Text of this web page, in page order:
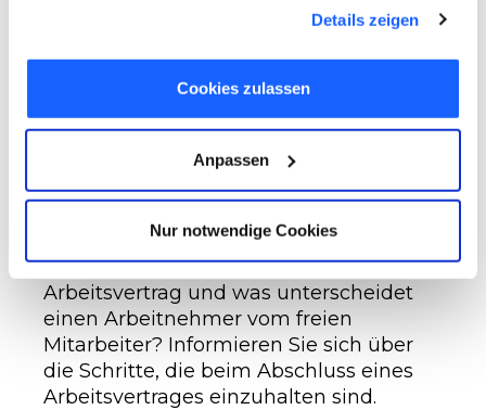
gesammelt haben. Sie geben Einwilligung zu unseren
Cookies, wenn Sie unsere Webseite weiterhin nutzen.
Details zeigen
Cookies zulassen
Anpassen
Nur notwendige Cookies
zum Infektionsschutz ist nicht von der
Wie kommt ein Arbeitsvertrag
zustande?
Was sind die wichtigsten Punkte im
Arbeitsvertrag und was unterscheidet
einen Arbeitnehmer vom freien
Mitarbeiter? Informieren Sie sich über
die Schritte, die beim Abschluss eines
Arbeitsvertrages einzuhalten sind.